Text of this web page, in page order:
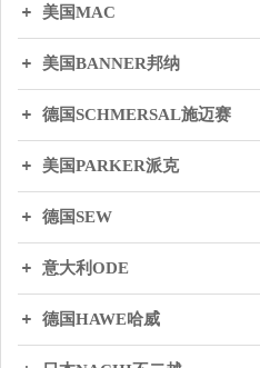
美国MAC
美国BANNER邦纳
德国SCHMERSAL施迈赛
美国PARKER派克
德国SEW
意大利ODE
德国HAWE哈威